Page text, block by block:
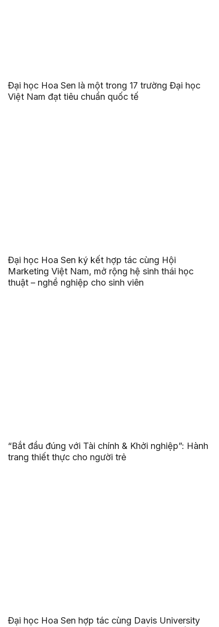
Đại học Hoa Sen là một trong 17 trường Đại học
Việt Nam đạt tiêu chuẩn quốc tế
Đại học Hoa Sen ký kết hợp tác cùng Hội
Marketing Việt Nam, mở rộng hệ sinh thái học
thuật – nghề nghiệp cho sinh viên
“Bắt đầu đúng với Tài chính & Khởi nghiệp”: Hành
trang thiết thực cho người trẻ
Đại học Hoa Sen hợp tác cùng Davis University